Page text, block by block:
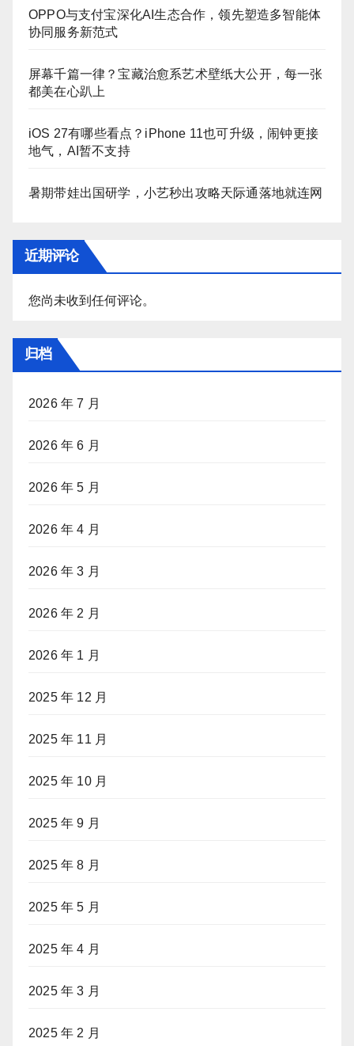
OPPO与支付宝深化AI生态合作，领先塑造多智能体
协同服务新范式
屏幕千篇一律？宝藏治愈系艺术壁纸大公开，每一张
都美在心趴上
iOS 27有哪些看点？iPhone 11也可升级，闹钟更接
地气，AI暂不支持
暑期带娃出国研学，小艺秒出攻略天际通落地就连网
近期评论
您尚未收到任何评论。
归档
2026 年 7 月
2026 年 6 月
2026 年 5 月
2026 年 4 月
2026 年 3 月
2026 年 2 月
2026 年 1 月
2025 年 12 月
2025 年 11 月
2025 年 10 月
2025 年 9 月
2025 年 8 月
2025 年 5 月
2025 年 4 月
2025 年 3 月
2025 年 2 月